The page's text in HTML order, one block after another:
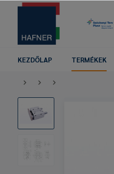
KEZDŐLAP TERMÉKEK